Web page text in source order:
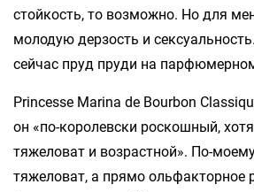
стойкость, то возможно. Но для
молодую дерзость и
сейчас пруд пруди на
Princesse Marina de Bourbon
он «по-королевски роскошный,
тяжеловат и возрастной». По-
тяжеловат, а прямо ольфакторное